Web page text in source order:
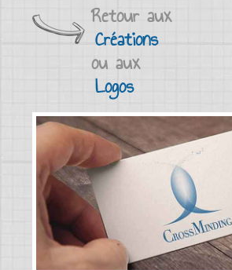
Retour aux
Créations
ou aux
Logos